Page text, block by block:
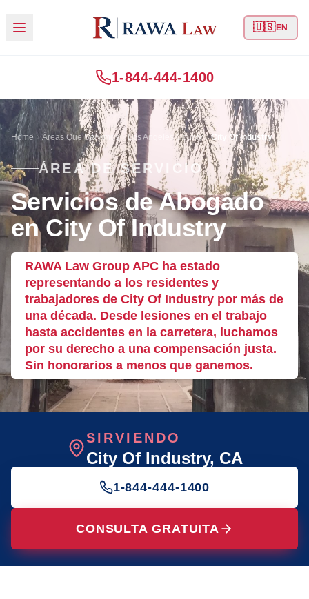
🇺🇸EN
1-844-444-1400
Home Áreas Que Servimos Los Angeles County City Of Industry
ÁREA DE SERVICIO
Servicios de Abogado
en City Of Industry
RAWA Law Group APC ha estado
representando a los residentes y
trabajadores de City Of Industry por más de
una década. Desde lesiones en el trabajo
hasta accidentes en la carretera, luchamos
por su derecho a una compensación justa.
Sin honorarios a menos que ganemos.
SIRVIENDO
City Of Industry, CA
1-844-444-1400
CONSULTA GRATUITA